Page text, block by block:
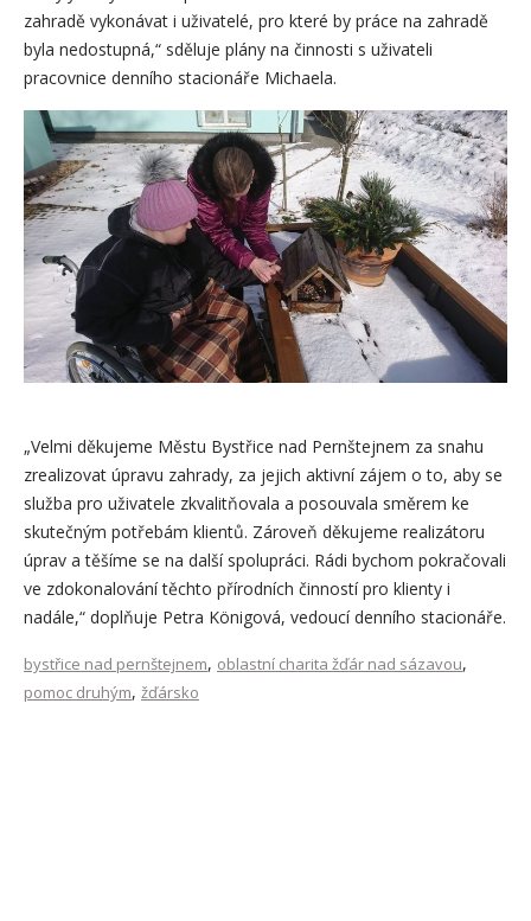
zahradě vykonávat i uživatelé, pro které by práce na zahradě
byla nedostupná,“ sděluje plány na činnosti s uživateli
pracovnice denního stacionáře Michaela.
„Velmi děkujeme Městu Bystřice nad Pernštejnem za snahu
zrealizovat úpravu zahrady, za jejich aktivní zájem o to, aby se
služba pro uživatele zkvalitňovala a posouvala směrem ke
skutečným potřebám klientů. Zároveň děkujeme realizátoru
úprav a těšíme se na další spolupráci. Rádi bychom pokračovali
ve zdokonalování těchto přírodních činností pro klienty i
nadále,“ doplňuje Petra Königová, vedoucí denního stacionáře.
bystřice nad pernštejnem, oblastní charita žďár nad sázavou,
pomoc druhým, žďársko